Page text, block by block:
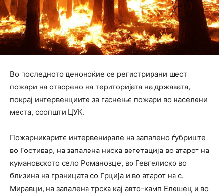
Во последното деноноќие се регистрирани шест
пожари на отворено на територијата на државата,
покрај интервенциите за гаснење пожари во населени
места, соопшти ЦУК.
Пожарникарите интервенирале на запалено ѓубриште
во Гостивар, на запалена ниска вегетација во атарот на
кумановското село Романовце, во Гевгелиско во
близина на границата со Грција и во атарот на с.
Миравци, на запалена трска кај авто-камп Елешец и во